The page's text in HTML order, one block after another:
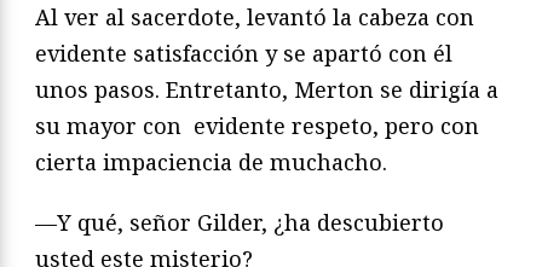
Al ver al sacerdote, levantó la cabeza con
evidente satisfacción y se apartó con él
unos pasos. Entretanto, Merton se dirigía a
su mayor con evidente respeto, pero con
cierta impaciencia de muchacho.
—Y qué, señor Gilder, ¿ha descubierto
usted este misterio?